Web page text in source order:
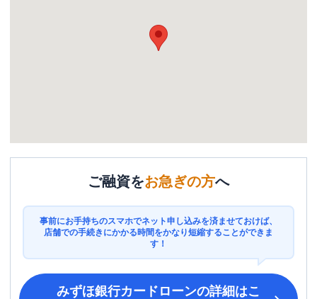
ご融資をお急ぎの方へ
事前にお手持ちのスマホでネット申し込みを済ませておけば、
店舗での手続きにかかる時間をかなり短縮することができま
す！
みずほ銀行カードローンの詳細はこ